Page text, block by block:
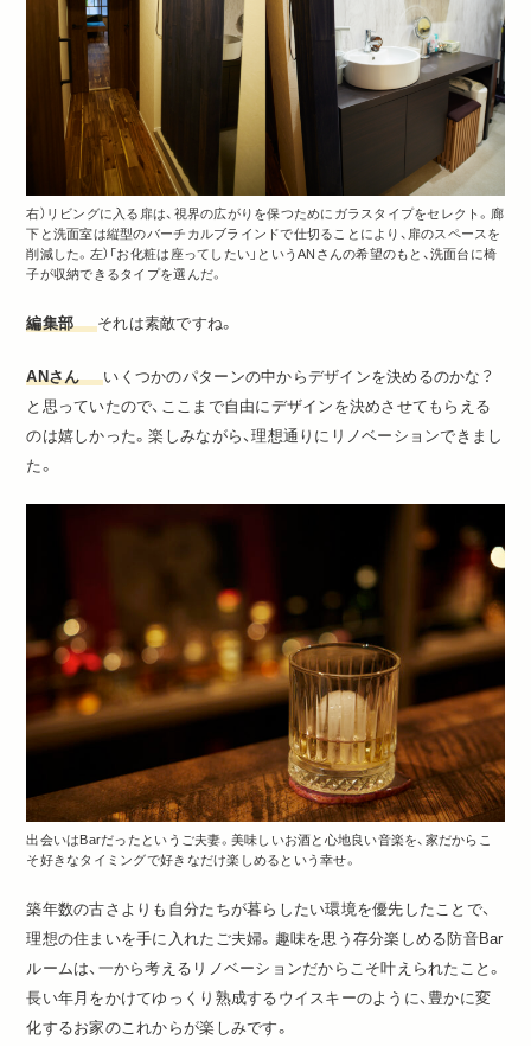
右）リビングに入る扉は、視界の広がりを保つためにガラスタイプをセレクト。廊
下と洗面室は縦型のバーチカルブラインドで仕切ることにより、扉のスペースを
削減した。左）「お化粧は座ってしたい」というANさんの希望のもと、洗面台に椅
子が収納できるタイプを選んだ。
編集部 それは素敵ですね。
ANさん
いくつかのパターンの中からデザインを決めるのかな？
と思っていたので、ここまで自由にデザインを決めさせてもらえる
のは嬉しかった。楽しみながら、理想通りにリノベーションできまし
た。
出会いはBarだったというご夫妻。美味しいお酒と心地良い音楽を、家だからこ
そ好きなタイミングで好きなだけ楽しめるという幸せ。
築年数の古さよりも自分たちが暮らしたい環境を優先したことで、
理想の住まいを手に入れたご夫婦。趣味を思う存分楽しめる防音Bar
ルームは、一から考えるリノベーションだからこそ叶えられたこと。
長い年月をかけてゆっくり熟成するウイスキーのように、豊かに変
化するお家のこれからが楽しみです。